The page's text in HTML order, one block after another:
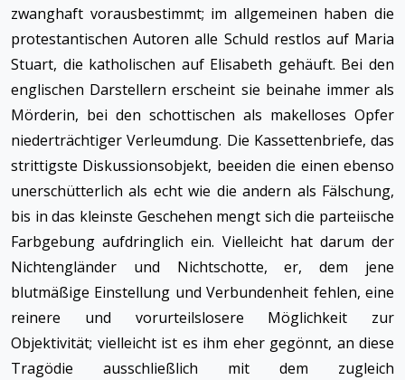
zwanghaft vorausbestimmt; im allgemeinen haben die
protestantischen Autoren alle Schuld restlos auf Maria
Stuart, die katholischen auf Elisabeth gehäuft. Bei den
englischen Darstellern erscheint sie beinahe immer als
Mörderin, bei den schottischen als makelloses Opfer
niederträchtiger Verleumdung. Die Kassettenbriefe, das
strittigste Diskussionsobjekt, beeiden die einen ebenso
unerschütterlich als echt wie die andern als Fälschung,
bis in das kleinste Geschehen mengt sich die parteiische
Farbgebung aufdringlich ein. Vielleicht hat darum der
Nichtengländer und Nichtschotte, er, dem jene
blutmäßige Einstellung und Verbundenheit fehlen, eine
reinere und vorurteilslosere Möglichkeit zur
Objektivität; vielleicht ist es ihm eher gegönnt, an diese
Tragödie ausschließlich mit dem zugleich